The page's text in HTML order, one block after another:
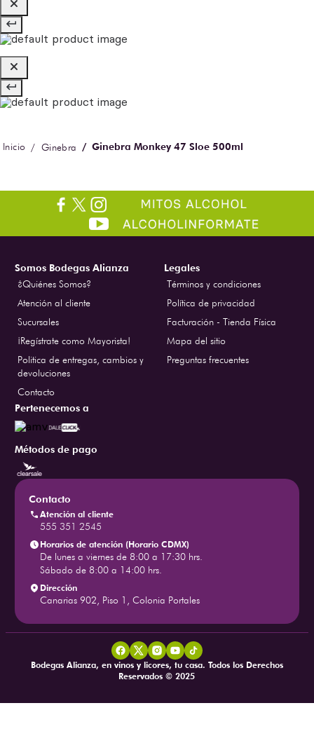
Ginebra Ginebra Monkey 47 Sloe 500ml
Somos Bodegas Alianza
¿Quiénes Somos?
Atención al cliente
Sucursales
¡Regístrate como Mayorista!
Politica de entregas, cambios y
devoluciones
Contacto
Legales
Términos y condiciones
Política de privacidad
Facturación - Tienda Física
Mapa del sitio
Preguntas frecuentes
Pertenecemos a
Métodos de pago
Contacto
Atención al cliente
555 351 2545
Horarios de atención (Horario CDMX)
De lunes a viernes de 8:00 a 17:30 hrs.
Sábado de 8:00 a 14:00 hrs.
Dirección
Canarias 902, Piso 1, Colonia Portales
Bodegas Alianza, en vinos y licores, tu casa. Todos los Derechos
Reservados © 2025